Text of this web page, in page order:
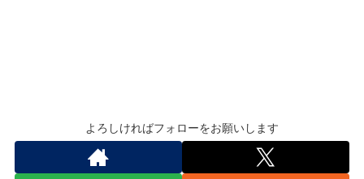
よろしければフォローをお願いします